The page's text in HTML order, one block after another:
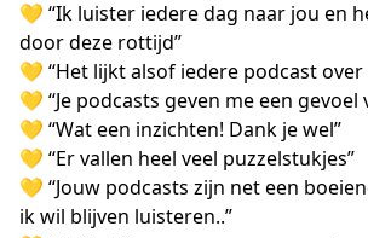
💛 “Ik luister iedere dag naar jou en
door deze rottijd”
💛 “Het lijkt alsof iedere podcast over
💛 “Je podcasts geven me een gevoel
💛 “Wat een inzichten! Dank je wel”
💛 “Er vallen heel veel puzzelstukjes”
💛 “Jouw podcasts zijn net een
ik wil blijven luisteren..”